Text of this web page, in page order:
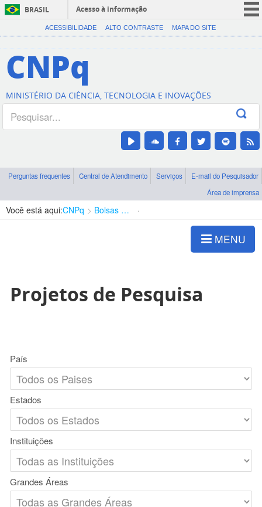
BRASIL
Acesso à informação
CORONAVÍRUS (COVID-19)
Canais
ACESSIBILIDADE ALTO CONTRASTE MAPA DO SITE
CNPq
MINISTÉRIO DA CIÊNCIA, TECNOLOGIA E INOVAÇÕES
Perguntas frequentes Central de Atendimento Serviços
E-mail do Pesquisador
Área de imprensa
Você está aqui:CNPq Bolsas e Auxílios Vigentes
MENU
Projetos de Pesquisa
País
Estados
Instituições
Grandes Áreas